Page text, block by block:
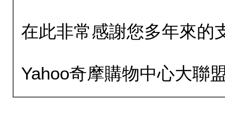
在此非常感謝您多年來的
Yahoo奇摩購物中心大